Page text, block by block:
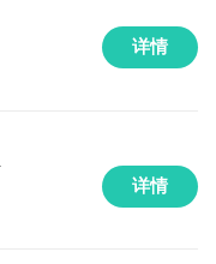
详情
详情